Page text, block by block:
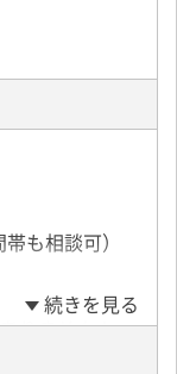
も相談可）
りません！
続きを見る